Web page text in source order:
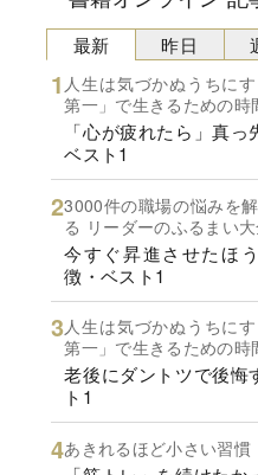
最新
人生は気づかぬうちに
第一」で生きるための時
「心が疲れたら」真っ
ベスト1
3000件の職場の悩みを
る リーダーのふるまい
今すぐ昇進させたほ
徴・ベスト1
人生は気づかぬうちに
第一」で生きるための時
老後にダントツで後悔
ト1
あきれるほど小さい習慣
昨日